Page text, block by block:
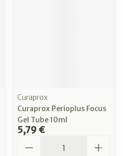
Curaprox
Curaprox Perioplus Focus
Gel Tube 10ml
5,79 €